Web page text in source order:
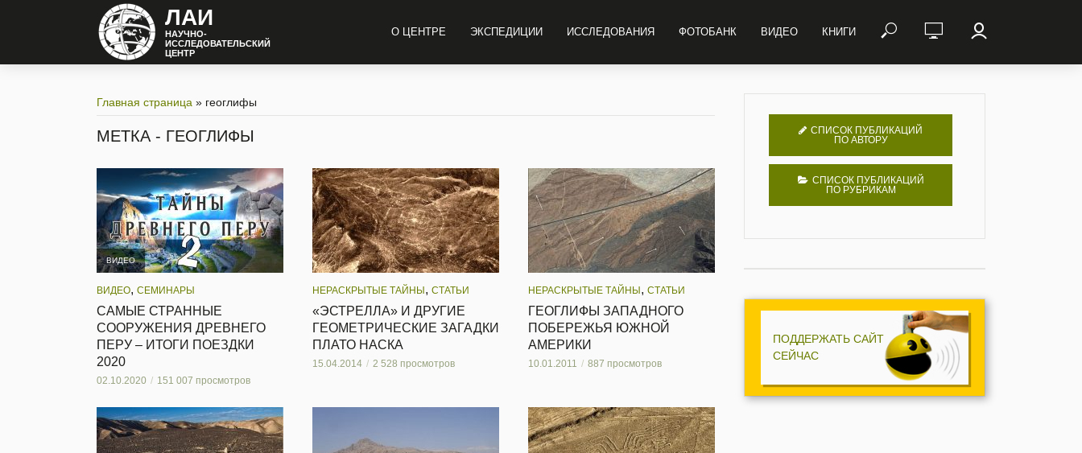
ЛАИ
НАУЧНО-
ИССЛЕДОВАТЕЛЬСКИЙ
ЦЕНТР
О ЦЕНТРЕ ЭКСПЕДИЦИИ ИССЛЕДОВАНИЯ ФОТОБАНК ВИДЕО КНИГИ
Главная страница » геоглифы
МЕТКА - ГЕОГЛИФЫ
ВИДЕО
ВИДЕО, СЕМИНАРЫ
САМЫЕ СТРАННЫЕ
СООРУЖЕНИЯ ДРЕВНЕГО
ПЕРУ – ИТОГИ ПОЕЗДКИ
2020
02.10.2020 151 007 просмотров
НЕРАСКРЫТЫЕ ТАЙНЫ , СТАТЬИ
«ЭСТРЕЛЛА» И ДРУГИЕ
ГЕОМЕТРИЧЕСКИЕ ЗАГАДКИ
ПЛАТО НАСКА
15.04.2014 2 528 просмотров
НЕРАСКРЫТЫЕ ТАЙНЫ , СТАТЬИ
ГЕОГЛИФЫ ЗАПАДНОГО
ПОБЕРЕЖЬЯ ЮЖНОЙ
АМЕРИКИ
10.01.2011 887 просмотров
СПИСОК ПУБЛИКАЦИЙ
ПО АВТОРУ
СПИСОК ПУБЛИКАЦИЙ
ПО РУБРИКАМ
ПОДДЕРЖАТЬ САЙТ
СЕЙЧАС